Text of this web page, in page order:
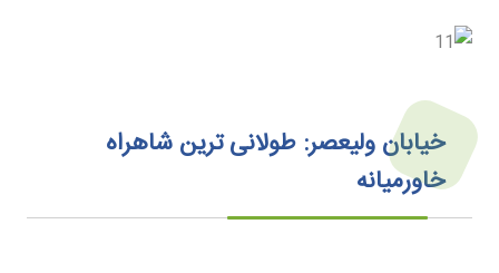
خیابان ولیعصر: طولانی‌ ترین شاهراه
خاورمیانه